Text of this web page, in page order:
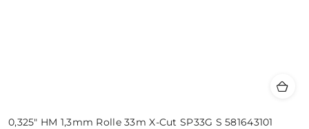
0,325" HM 1,3mm Rolle 33m X-Cut SP33G S 581643101